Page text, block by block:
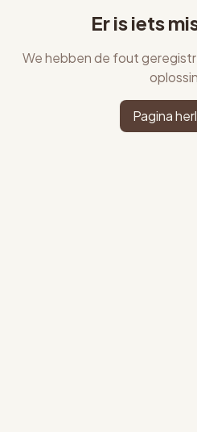
Er is iets
We hebben de fout
Pagina